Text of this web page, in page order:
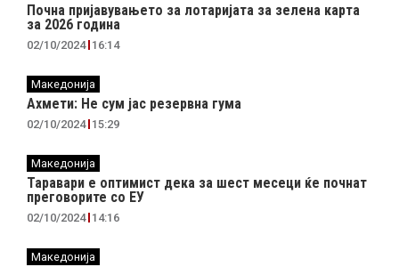
Почна пријавувањето за лотаријата за зелена карта
за 2026 година
02/10/2024 16:14
Македонија
Ахмети: Не сум јас резервна гума
02/10/2024 15:29
Македонија
Таравари e oптимист дека за шест месеци ќе почнат
преговорите со ЕУ
02/10/2024 14:16
Македонија